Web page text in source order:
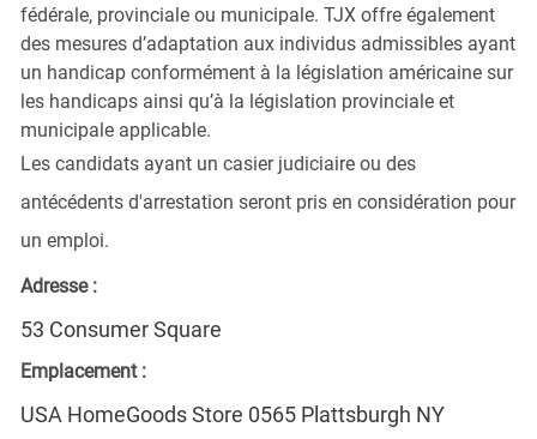
fédérale, provinciale ou municipale. TJX offre également
des mesures d’adaptation aux individus admissibles ayant
un handicap conformément à la législation américaine sur
les handicaps ainsi qu’à la législation provinciale et
municipale applicable.
Les candidats ayant un casier judiciaire ou des
antécédents d'arrestation seront pris en considération pour
un emploi.
Adresse :
53 Consumer Square
Emplacement :
USA HomeGoods Store 0565 Plattsburgh NY